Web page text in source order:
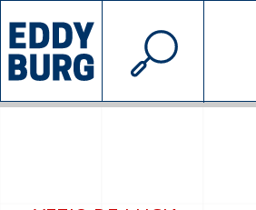
INIZIATIVE
© 2026